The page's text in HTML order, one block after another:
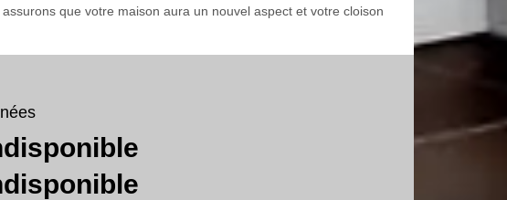
que votre maison aura un nouvel aspect et votre cloison